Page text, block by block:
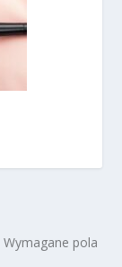
Wymagane pola